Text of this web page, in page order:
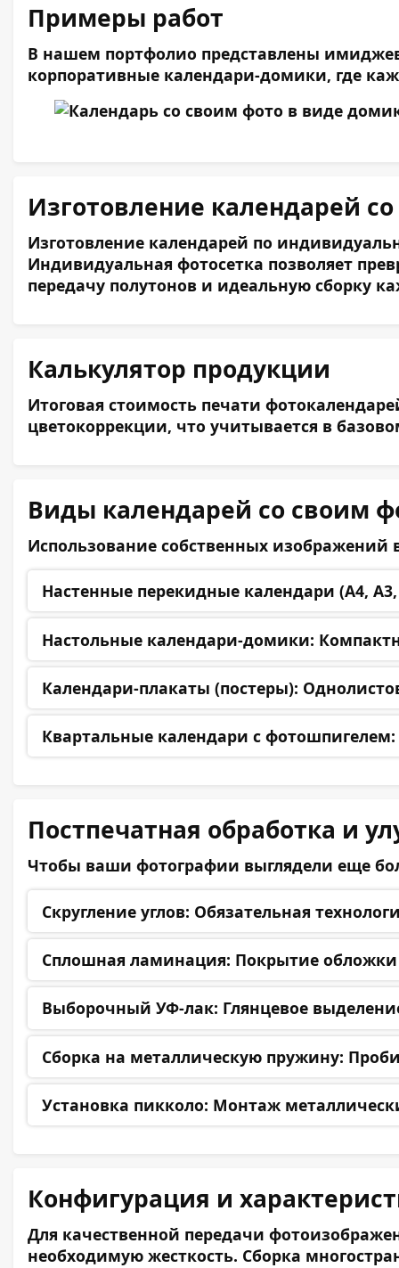
Примеры работ
В нашем портфолио представлены
корпоративные календари-домики, где
Изготовление календарей
Изготовление календарей по
Индивидуальная фотосетка позволяет
передачу полутонов и идеальную сборку
Калькулятор продукции
Итоговая стоимость печати
цветокоррекции, что учитывается в
Виды календарей со своим
Использование собственных
Настенные перекидные календари (А4,
Настольные календари-домики:
Календари-плакаты (постеры):
Квартальные календари с фотошпигелем:
Постпечатная обработка и
Чтобы ваши фотографии выглядели еще
Скругление углов: Обязательная
Сплошная ламинация: Покрытие обложки
Выборочный УФ-лак: Глянцевое
Сборка на металлическую пружину:
Установка пикколо: Монтаж
Конфигурация и
Для качественной передачи
необходимую жесткость. Сборка